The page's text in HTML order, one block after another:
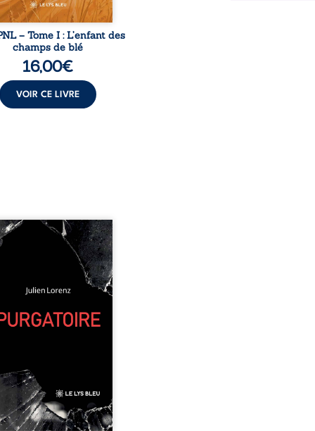
– Tome I : L’enfant des
champs de blé
16,00€
VOIR CE LIVRE
années d’écriture, de
d’émotions et de
se rencontrent dans
profondément
Entre nouvelles
poèmes
chaque texte
une porte sur
au hasard, comme
inattendue sur
le chemin de la vie. ...